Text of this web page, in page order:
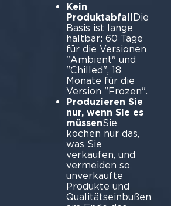
Kein
ProduktabfallDie
Basis ist lange
haltbar: 60 Tage
für die Versionen
"Ambient" und
"Chilled", 18
Monate für die
Version "Frozen".
Produzieren Sie
nur, wenn Sie es
müssenSie
kochen nur das,
was Sie
verkaufen, und
vermeiden so
unverkaufte
Produkte und
Qualitätseinbußen